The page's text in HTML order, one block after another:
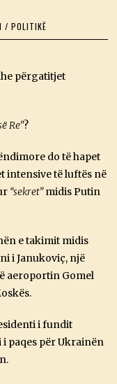
/ POLITIKË
përgatitjet
Re”?
do të hapet
intensive të luftës në
“sekret”midis Putin
e takimit midis
i Janukoviç, një
aeroportin Gomel
i fundit
i paqes për Ukrainën